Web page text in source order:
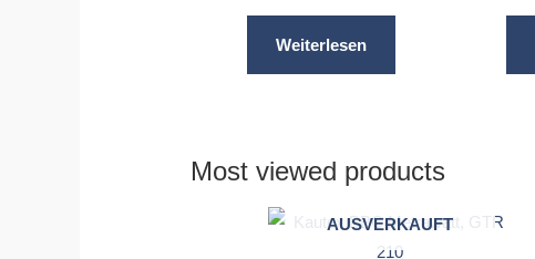
Weiterlesen
Most viewed products
AUSVERKAUFT